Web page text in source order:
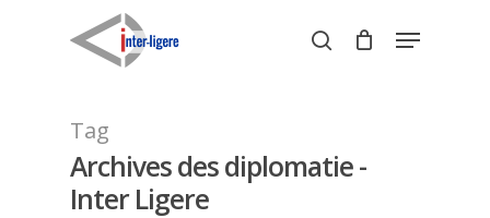
search
Menu
Tag
Archives des diplomatie -
Inter Ligere